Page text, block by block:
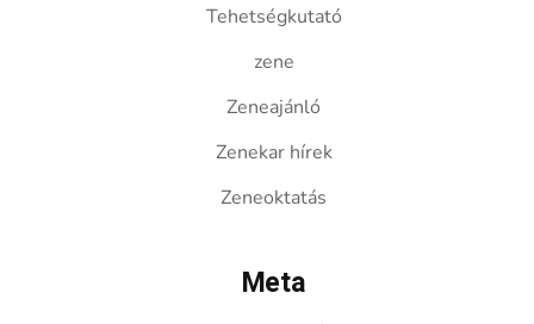
Tehetségkutató
zene
Zeneajánló
Zenekar hírek
Zeneoktatás
Meta